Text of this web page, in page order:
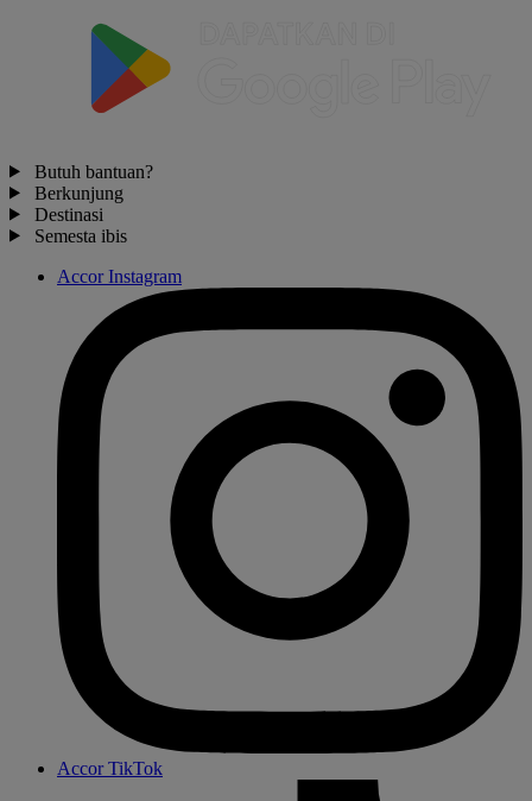
Butuh bantuan?
Berkunjung
Destinasi
Semesta ibis
Accor Instagram
Accor TikTok